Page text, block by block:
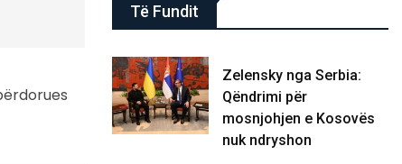
Të Fundit
Zelensky nga Serbia:
Qëndrimi për
mosnjohjen e Kosovës
nuk ndryshon